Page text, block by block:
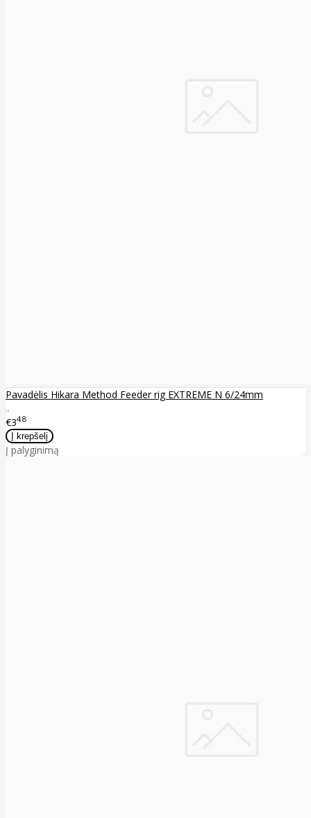
Pavadėlis Hikara Method Feeder rig EXTREME N 6/24mm
..
€348
Į palyginimą